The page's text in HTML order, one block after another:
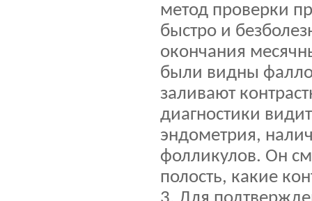
метод проверки
быстро и
окончания
были видны
заливают
диагностики
эндометрия,
фолликулов. Он
полость, какие